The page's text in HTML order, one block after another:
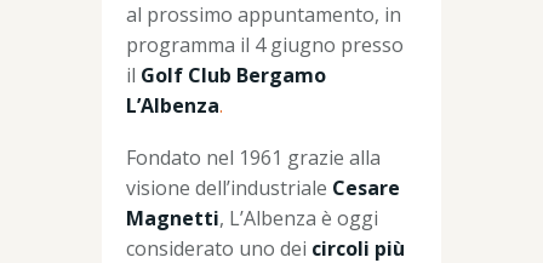
al prossimo appuntamento, in
programma il 4 giugno presso
il Golf Club Bergamo
L’Albenza.
Fondato nel 1961 grazie alla
visione dell’industriale Cesare
Magnetti, L’Albenza è oggi
considerato uno dei circoli più